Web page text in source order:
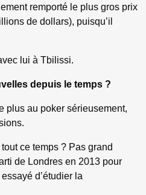
remporté le plus gros prix
de dollars), puisqu’il
lui à Tbilissi.
depuis le temps ?
plus au poker sérieusement,
ce temps ? Pas grand
de Londres en 2013 pour
d’étudier la